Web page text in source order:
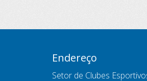
Endereço
Setor de Clubes